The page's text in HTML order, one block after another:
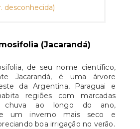
desconhecida)
(Jacarandá)
de seu nome científico,
Jacarandá, é uma árvore
da Argentina, Paraguai e
regiões com marcadas
chuva ao longo do ano,
um inverno mais seco e
boa irrigação no verão.